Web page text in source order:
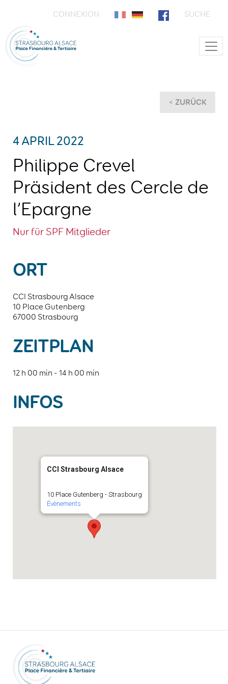
CONNEXION SUCHE
Main Navigation
< ZURÜCK
4 APRIL 2022
Philippe Crevel
Präsident des Cercle de
l’Epargne
Nur für SPF Mitglieder
ORT
CCI Strasbourg Alsace
10 Place Gutenberg
67000 Strasbourg
ZEITPLAN
12 h 00 min - 14 h 00 min
INFOS
CCI Strasbourg Alsace
10 Place Gutenberg - Strasbourg
Évènements